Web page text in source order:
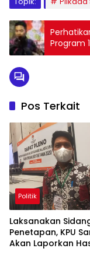
Program
Pos Terkait
Politik
Laksanakan
Penetapan, KPU
Akan Laporkan